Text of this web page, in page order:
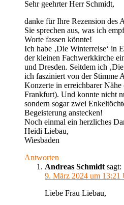
Sehr geehrter Herr Schmidt,
danke für Ihre Rezension des
Sie sprechen aus, was ich
Worte fassen könnte!
Ich habe ‚Die Winterreise‘ in
der kleinen Fachwerkkirche
und Dresden. Seitdem ich
ich fasziniert von der Stimme
Konzerte in erreichbarer
Frankfurt). Und konnte nicht
sondern sogar zwei
Begeisterung anstecken!
Noch einmal ein herzliches
Heidi Liebau,
Wiesbaden
Antworten
Andreas Schmidt sagt:
9. März 2024 um 13:21
Liebe Frau Liebau,